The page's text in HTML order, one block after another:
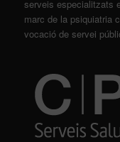
serveis especialitzats
marc de la psiquiatria
vocació de servei